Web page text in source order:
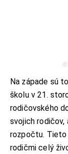
Na západe sú
školu v 21.
rodičovského
svojich rodičov,
rozpočtu. Tieto
rodičmi celý